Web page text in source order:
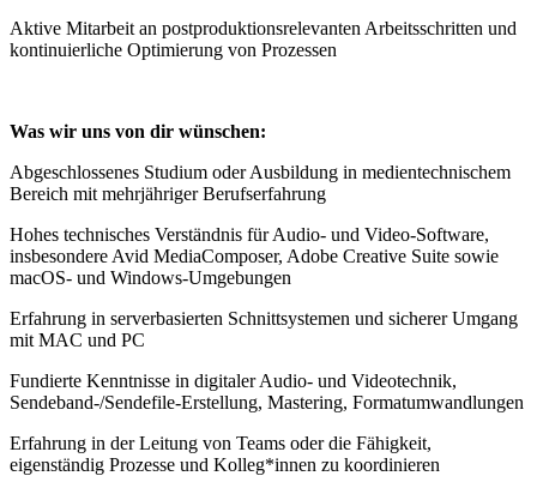
Aktive Mitarbeit an postproduktionsrelevanten Arbeitsschritten und
kontinuierliche Optimierung von Prozessen
Was wir uns von dir wünschen:
Abgeschlossenes Studium oder Ausbildung in medientechnischem
Bereich mit mehrjähriger Berufserfahrung
Hohes technisches Verständnis für Audio- und Video-Software,
insbesondere Avid MediaComposer, Adobe Creative Suite sowie
macOS- und Windows-Umgebungen
Erfahrung in serverbasierten Schnittsystemen und sicherer Umgang
mit MAC und PC
Fundierte Kenntnisse in digitaler Audio- und Videotechnik,
Sendeband-/Sendefile-Erstellung, Mastering, Formatumwandlungen
Erfahrung in der Leitung von Teams oder die Fähigkeit,
eigenständig Prozesse und Kolleg*innen zu koordinieren